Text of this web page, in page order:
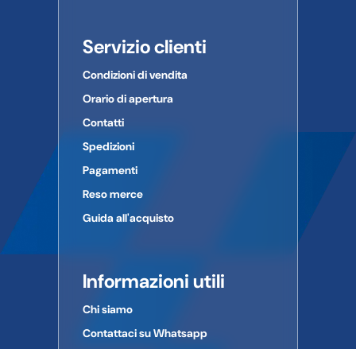
Servizio clienti
Condizioni di vendita
Orario di apertura
Contatti
Spedizioni
Pagamenti
Reso merce
Guida all'acquisto
Informazioni utili
Chi siamo
Contattaci su Whatsapp